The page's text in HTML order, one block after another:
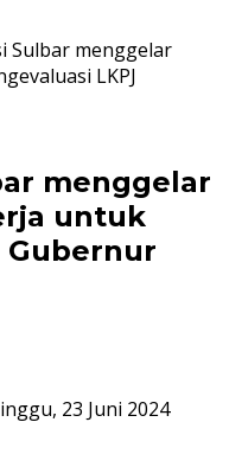
Sulbar menggelar
LKPJ
menggelar
untuk
Gubernur
23 Juni 2024